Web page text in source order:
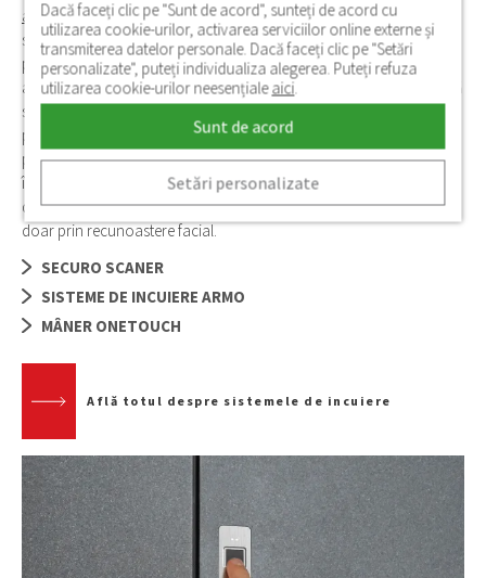
amprentă digitalăeste unul dintre cele mai utilizate sisteme
suplimentare de deblocare a ușii de exterior. Dar ușa de exterior
poate fi conectată si la alte sisteme de deblocare de la distanță, prin
aplicații sau prin interfon. Sistemele de auto incuiere moderne oferă
si descuiere automată fară să mai porți grija cheii, setări
personalizabile, securitate maximă si o durată de viată mai lungă
pentru sistemul in cauză. Pentru o protective suplimentară
împotriva efracției si pentru un confort psihic sporit, am dezvoltat,
de asemenea, o ușă cu adevărat inteligentă, care poate fi descuiată
doar prin recunoastere facial.
SECURO SCANER
SISTEME DE INCUIERE ARMO
MÂNER ONETOUCH
Află totul despre sistemele de incuiere
Dacă faceți clic pe "Sunt de acord", sunteți de acord cu
utilizarea cookie-urilor, activarea serviciilor online externe și
transmiterea datelor personale. Dacă faceți clic pe "Setări
personalizate", puteți individualiza alegerea. Puteți refuza
utilizarea cookie-urilor neesențialeaici.
Sunt de acord
Setări personalizate